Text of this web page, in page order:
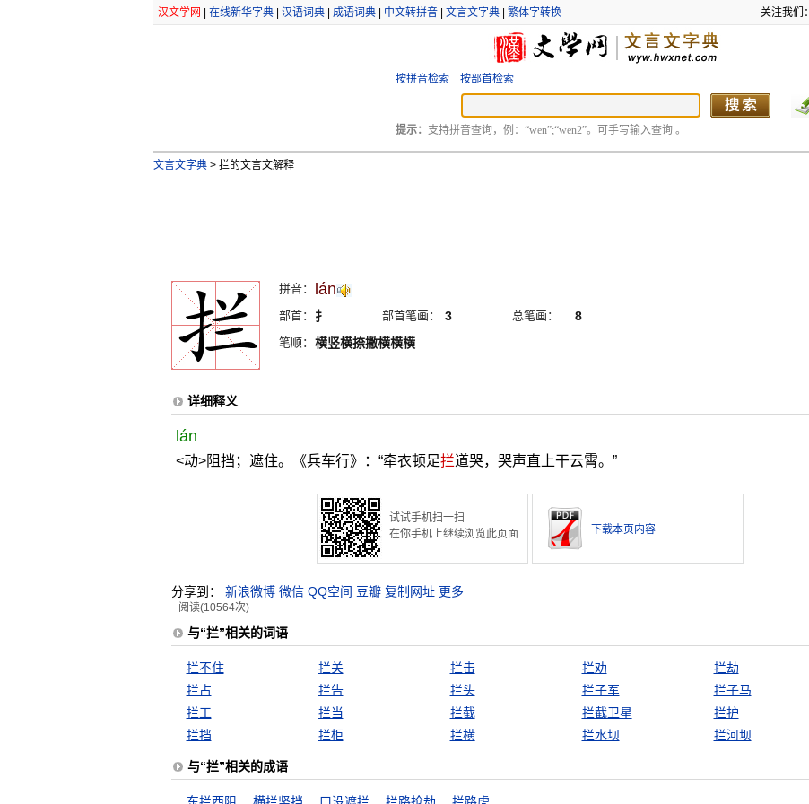
汉文学网 在线新华字典| 汉语词典| 成语词典| 中文转拼音| 文言文字典| 繁体字转换 关注我们：
按拼音检索 按部首检索
提示： 支持拼音查询，例：“wen”;“wen2”。可手写输入查询 。
文言文字典 >拦的文言文解释
拼音： lán
部首： 扌 部首笔画： 3 总笔画： 8
笔顺： 横竖横捺撇横横横
详细释义
lán
<动>阻挡；遮住。《兵车行》：“牵衣顿足拦道哭，哭声直上干云霄。”
试试手机扫一扫
在你手机上继续浏览此页面
下载本页内容
分享到： 新浪微博 微信 QQ空间 豆瓣 复制网址 更多
阅读(10564次)
与“拦”相关的词语
拦不住 拦关 拦击 拦劝
拦劫
拦占
拦告 拦头 拦子军
拦子马
拦工
拦当 拦截 拦截卫星
拦护
拦挡
拦柜 拦横 拦水坝 拦河坝
与“拦”相关的成语